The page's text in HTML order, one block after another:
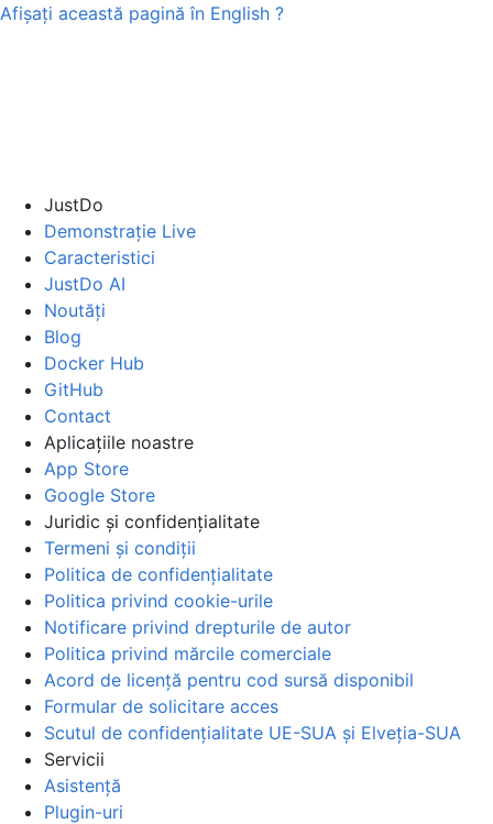
Afișați această pagină în English ?
JustDo
Demonstrație Live
Caracteristici
JustDo AI
Noutăți
Blog
Docker Hub
GitHub
Contact
Aplicațiile noastre
App Store
Google Store
Juridic și confidențialitate
Termeni și condiții
Politica de confidențialitate
Politica privind cookie-urile
Notificare privind drepturile de autor
Politica privind mărcile comerciale
Acord de licență pentru cod sursă disponibil
Formular de solicitare acces
Scutul de confidențialitate UE-SUA și Elveția-SUA
Servicii
Asistență
Plugin-uri